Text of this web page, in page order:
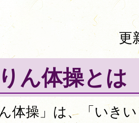
更
ん体操とは
体操」は、「いき